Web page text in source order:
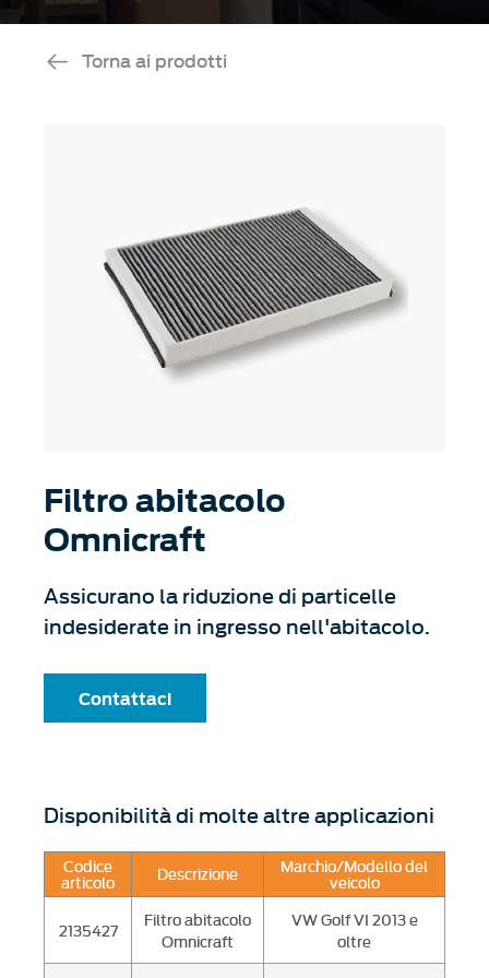
Torna ai prodotti
Filtro abitacolo
Omnicraft
Assicurano la riduzione di particelle
indesiderate in ingresso nell'abitacolo.
Contattaci
Disponibilità di molte altre applicazioni
Codice
articolo Descrizione Marchio/Modello del
veicolo
2135427
Filtro abitacolo
Omnicraft
VW Golf VI 2013 e
oltre